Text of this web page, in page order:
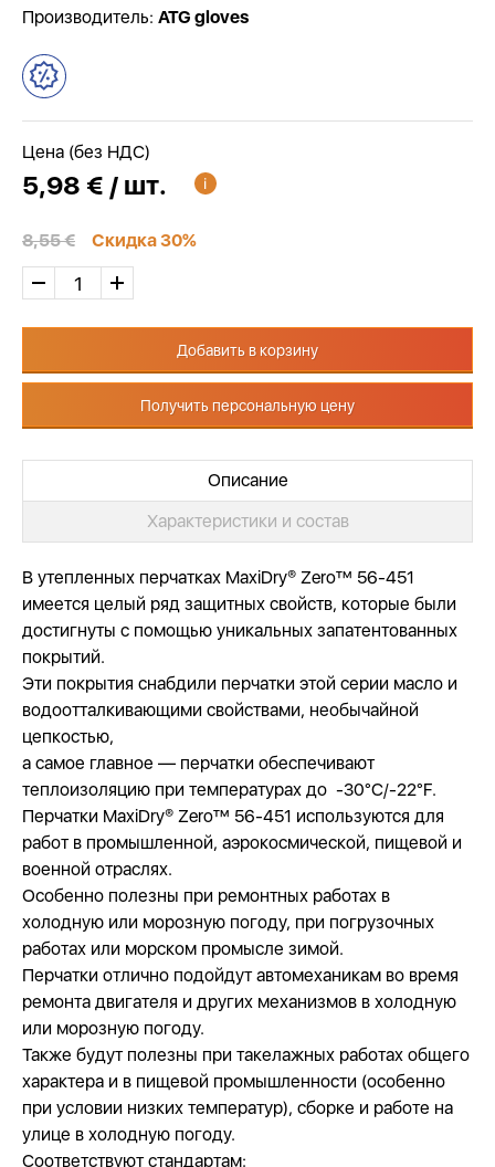
Производитель: ATG gloves
Цена (без НДС)
5,98 € / шт.
8,55 € Скидка 30%
Добавить в корзину
Получить персональную цену
Описание
Характеристики и состав
В утепленных перчатках MaxiDry® Zero™ 56-451
имеется целый ряд защитных свойств, которые были
достигнуты с помощью уникальных запатентованных
покрытий.
Эти покрытия снабдили перчатки этой серии масло и
водоотталкивающими свойствами, необычайной
цепкостью,
а самое главное — перчатки обеспечивают
теплоизоляцию при температурах до -30°C/-22°F.
Перчатки MaxiDry® Zero™ 56-451 используются для
работ в промышленной, аэрокосмической, пищевой и
военной отраслях.
Особенно полезны при ремонтных работах в
холодную или морозную погоду, при погрузочных
работах или морском промысле зимой.
Перчатки отлично подойдут автомеханикам во время
ремонта двигателя и других механизмов в холодную
или морозную погоду.
Также будут полезны при такелажных работах общего
характера и в пищевой промышленности (особенно
при условии низких температур), сборке и работе на
улице в холодную погоду.
Соответствуют стандартам: